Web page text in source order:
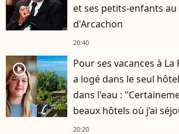
et ses petits-enfants au
d'Arcachon
20:40
player2
Pour ses vacances à La
a logé dans le seul
dans l'eau :
beaux hôtels où j’ai
20:20